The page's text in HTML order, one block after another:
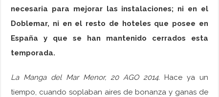
necesaria para mejorar las instalaciones; ni en el
Doblemar, ni en el resto de hoteles que posee en
España y que se han mantenido cerrados esta
temporada.
La Manga del Mar Menor, 20 AGO 2014. Hace ya un
tiempo, cuando soplaban aires de bonanza y ganas de